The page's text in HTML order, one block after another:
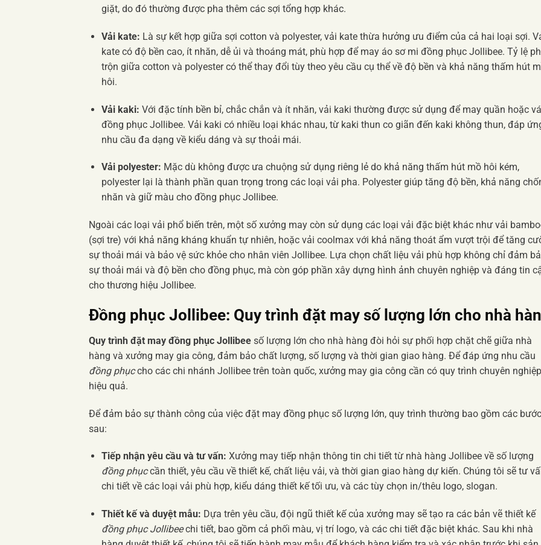
giặt, do đó thường được pha thêm các sợi tổng hợp khác.
Vải kate: Là sự kết hợp giữa sợi cotton và polyester, vải kate thừa hưởng ưu điểm của cả hai loại sợi.
kate có độ bền cao, ít nhăn, dễ ủi và thoáng mát, phù hợp để may áo sơ mi đồng phục Jollibee. Tỷ lệ
trộn giữa cotton và polyester có thể thay đổi tùy theo yêu cầu cụ thể về độ bền và khả năng thấm hút
hôi.
Vải kaki: Với đặc tính bền bỉ, chắc chắn và ít nhăn, vải kaki thường được sử dụng để may quần hoặc
đồng phục Jollibee. Vải kaki có nhiều loại khác nhau, từ kaki thun co giãn đến kaki không thun, đáp
nhu cầu đa dạng về kiểu dáng và sự thoải mái.
Vải polyester: Mặc dù không được ưa chuộng sử dụng riêng lẻ do khả năng thấm hút mồ hôi kém,
polyester lại là thành phần quan trọng trong các loại vải pha. Polyester giúp tăng độ bền, khả năng
nhăn và giữ màu cho đồng phục Jollibee.
Ngoài các loại vải phổ biến trên, một số xưởng may còn sử dụng các loại vải đặc biệt khác như vải
(sợi tre) với khả năng kháng khuẩn tự nhiên, hoặc vải coolmax với khả năng thoát ẩm vượt trội để tăng
sự thoải mái và bảo vệ sức khỏe cho nhân viên Jollibee. Lựa chọn chất liệu vải phù hợp không chỉ đảm
sự thoải mái và độ bền cho đồng phục, mà còn góp phần xây dựng hình ảnh chuyên nghiệp và đáng tin
cho thương hiệu Jollibee.
Đồng phục Jollibee: Quy trình đặt may số lượng lớn cho nhà
Quy trình đặt may đồng phục Jollibee số lượng lớn cho nhà hàng đòi hỏi sự phối hợp chặt chẽ giữa nhà
hàng và xưởng may gia công, đảm bảo chất lượng, số lượng và thời gian giao hàng. Để đáp ứng nhu cầu
đồng phụccho các chi nhánh Jollibee trên toàn quốc, xưởng may gia công cần có quy trình chuyên
hiệu quả.
Để đảm bảo sự thành công của việc đặt may đồng phục số lượng lớn, quy trình thường bao gồm các bước
sau:
Tiếp nhận yêu cầu và tư vấn: Xưởng may tiếp nhận thông tin chi tiết từ nhà hàng Jollibee về số lượng
đồng phụccần thiết, yêu cầu về thiết kế, chất liệu vải, và thời gian giao hàng dự kiến. Chúng tôi sẽ tư
chi tiết về các loại vải phù hợp, kiểu dáng thiết kế tối ưu, và các tùy chọn in/thêu logo, slogan.
Thiết kế và duyệt mẫu: Dựa trên yêu cầu, đội ngũ thiết kế của xưởng may sẽ tạo ra các bản vẽ thiết kế
đồng phục Jollibeechi tiết, bao gồm cả phối màu, vị trí logo, và các chi tiết đặc biệt khác. Sau khi nhà